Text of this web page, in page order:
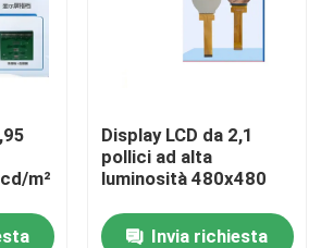
m²
Display LCD da 2,1
pollici ad alta
luminosità 480x480
Invia richiesta